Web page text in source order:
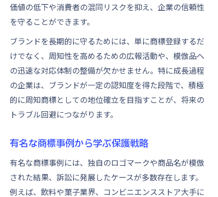
価値の低下や消費者の混同リスクを抑え、企業の信頼性
を守ることができます。
ブランドを長期的に守るためには、単に商標登録するだ
けでなく、周知性を高めるための広報活動や、模倣品へ
の迅速な対応体制の整備が欠かせません。特に成長過程
の企業は、ブランドが一定の認知度を得た段階で、積極
的に周知商標としての地位確立を目指すことが、将来の
トラブル回避につながります。
有名な商標事例から学ぶ保護戦略
有名な商標事例には、独自のロゴマークや商品名が模倣
された結果、訴訟に発展したケースが多数存在します。
例えば、飲料や菓子業界、コンビニエンスストア大手に